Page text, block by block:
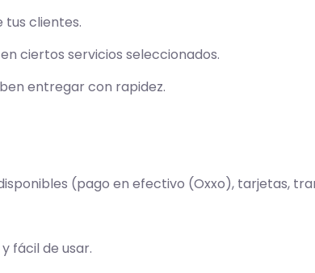
tus clientes.
ciertos servicios seleccionados.
entregar con rapidez.
(pago en efectivo (Oxxo), tarjetas,
fácil de usar.